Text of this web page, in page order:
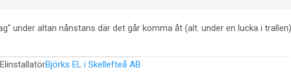
under altan nånstans där det går komma åt (alt. under en lucka i trallen)
Björks EL i Skellefteå AB